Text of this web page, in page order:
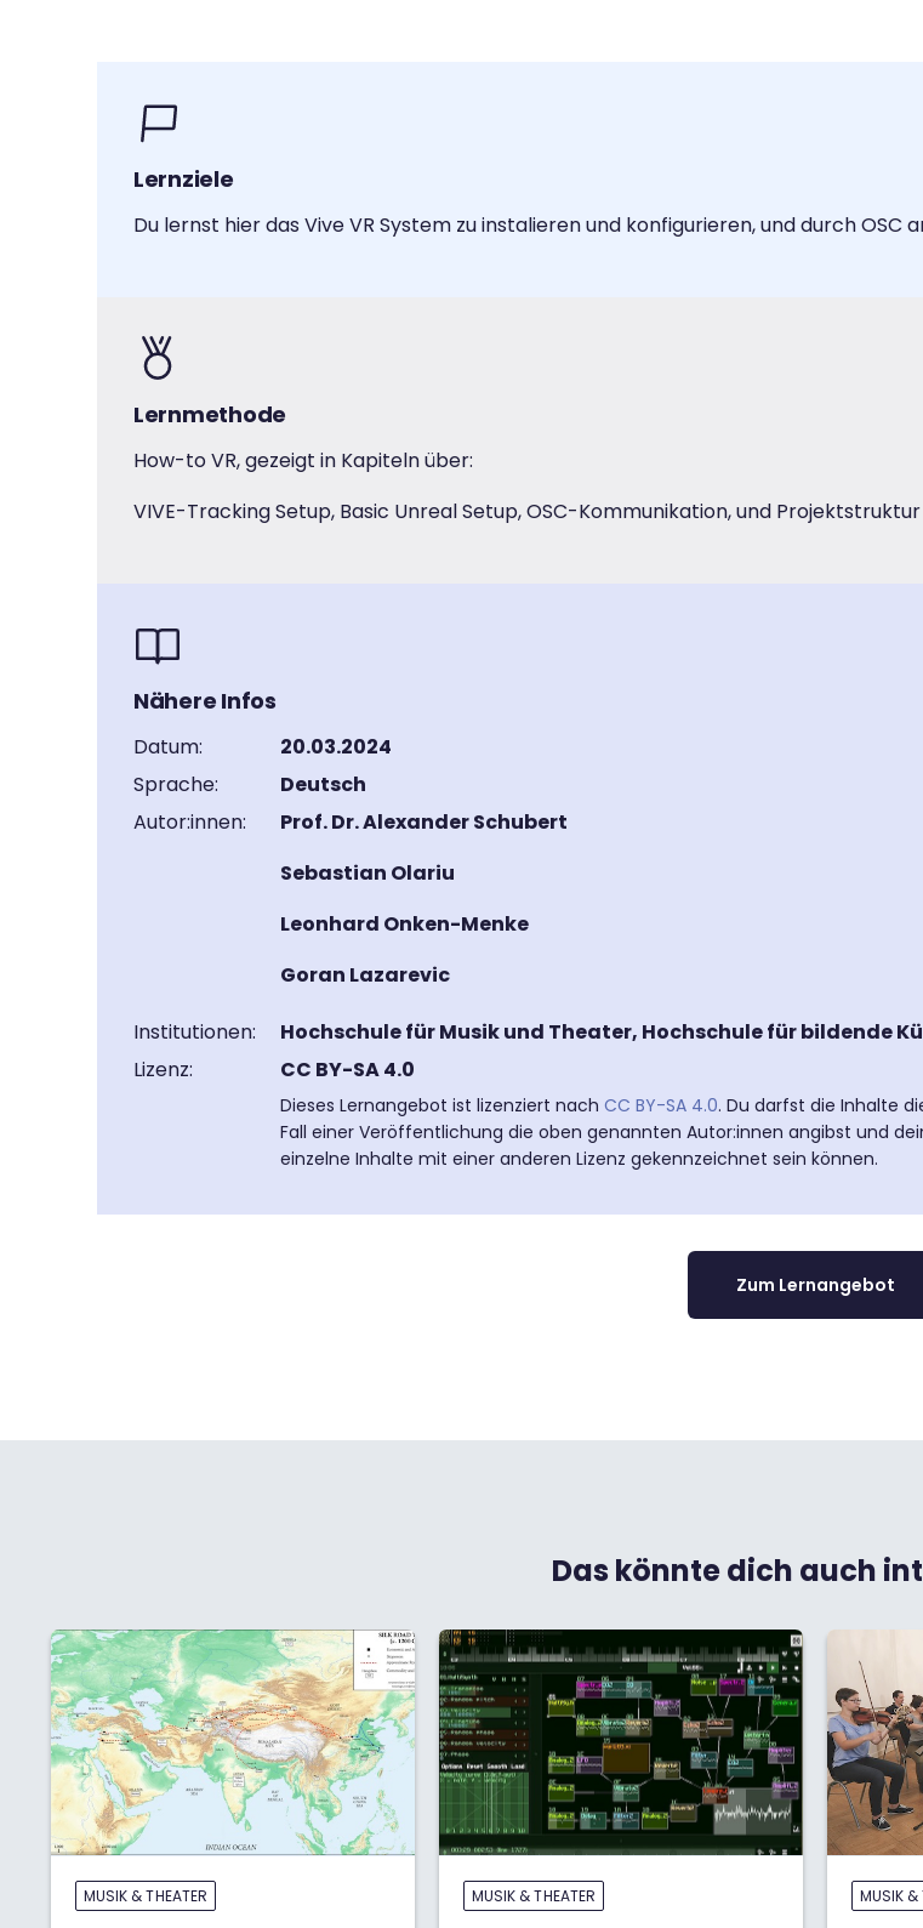
Lernziele
Du lernst hier das Vive VR System zu instalieren und konfigurieren, und durch OSC
Lernmethode
How-to VR, gezeigt in Kapiteln über:
VIVE-Tracking Setup, Basic Unreal Setup, OSC-Kommunikation, und
Nähere Infos
Datum:
20.03.2024
Sprache:
Deutsch
Autor:innen:
Prof. Dr. Alexander Schubert
Sebastian Olariu
Leonhard Onken-Menke
Goran Lazarevic
Institutionen:
Hochschule für Musik und Theater, Hochschule für bildende
Lizenz:
CC BY-SA 4.0
Dieses Lernangebot ist lizenziert nach CC BY-SA 4.0. Du darfst die Inhalte
Fall einer Veröffentlichung die oben genannten Autor:innen angibst und
einzelne Inhalte mit einer anderen Lizenz gekennzeichnet sein können.
Zum Lernangebot
Das könnte dich auch
MUSIK & THEATER MUSIK & THEATER MUSIK &